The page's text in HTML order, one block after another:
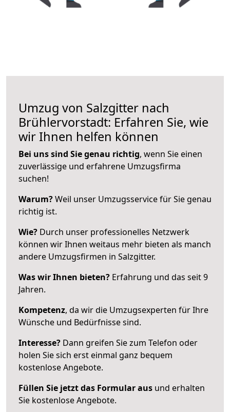
Umzug von Salzgitter nach
Brühlervorstadt: Erfahren Sie, wie
wir Ihnen helfen können
Bei uns sind Sie genau richtig, wenn Sie einen
zuverlässige und erfahrene Umzugsfirma
suchen!
Warum?Weil unser Umzugsservice für Sie genau
richtig ist.
Wie? Durch unser professionelles Netzwerk
können wir Ihnen weitaus mehr bieten als manch
andere Umzugsfirmen in Salzgitter.
Was wir Ihnen bieten? Erfahrung und das seit 9
Jahren.
Kompetenz, da wir die Umzugsexperten für Ihre
Wünsche und Bedürfnisse sind.
Interesse? Dann greifen Sie zum Telefon oder
holen Sie sich erst einmal ganz bequem
kostenlose Angebote.
Füllen Sie jetzt das Formular aus und erhalten
Sie kostenlose Angebote.